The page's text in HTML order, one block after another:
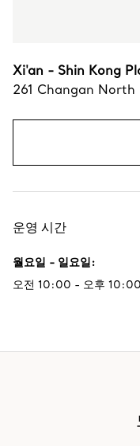
Xi'an - Shin Kong
261 Changan North
운영 시간
월요일 - 일요일:
오전 10:00 - 오후 10:00